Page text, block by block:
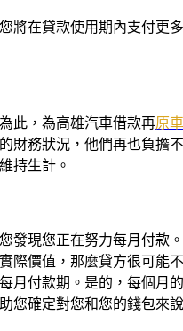
將在貸款使用期內支付更
此，為高雄汽車借款再原
財務狀況，他們再也負擔
持生計。
現您正在努力每月付款
際價值，那麼貸方很可能
月付款期。是的，每個月
您確定對您和您的錢包來